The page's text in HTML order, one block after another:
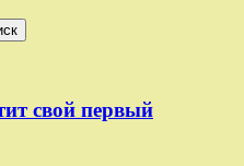
свой первый